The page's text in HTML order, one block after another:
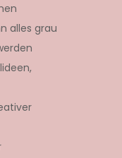
alles grau